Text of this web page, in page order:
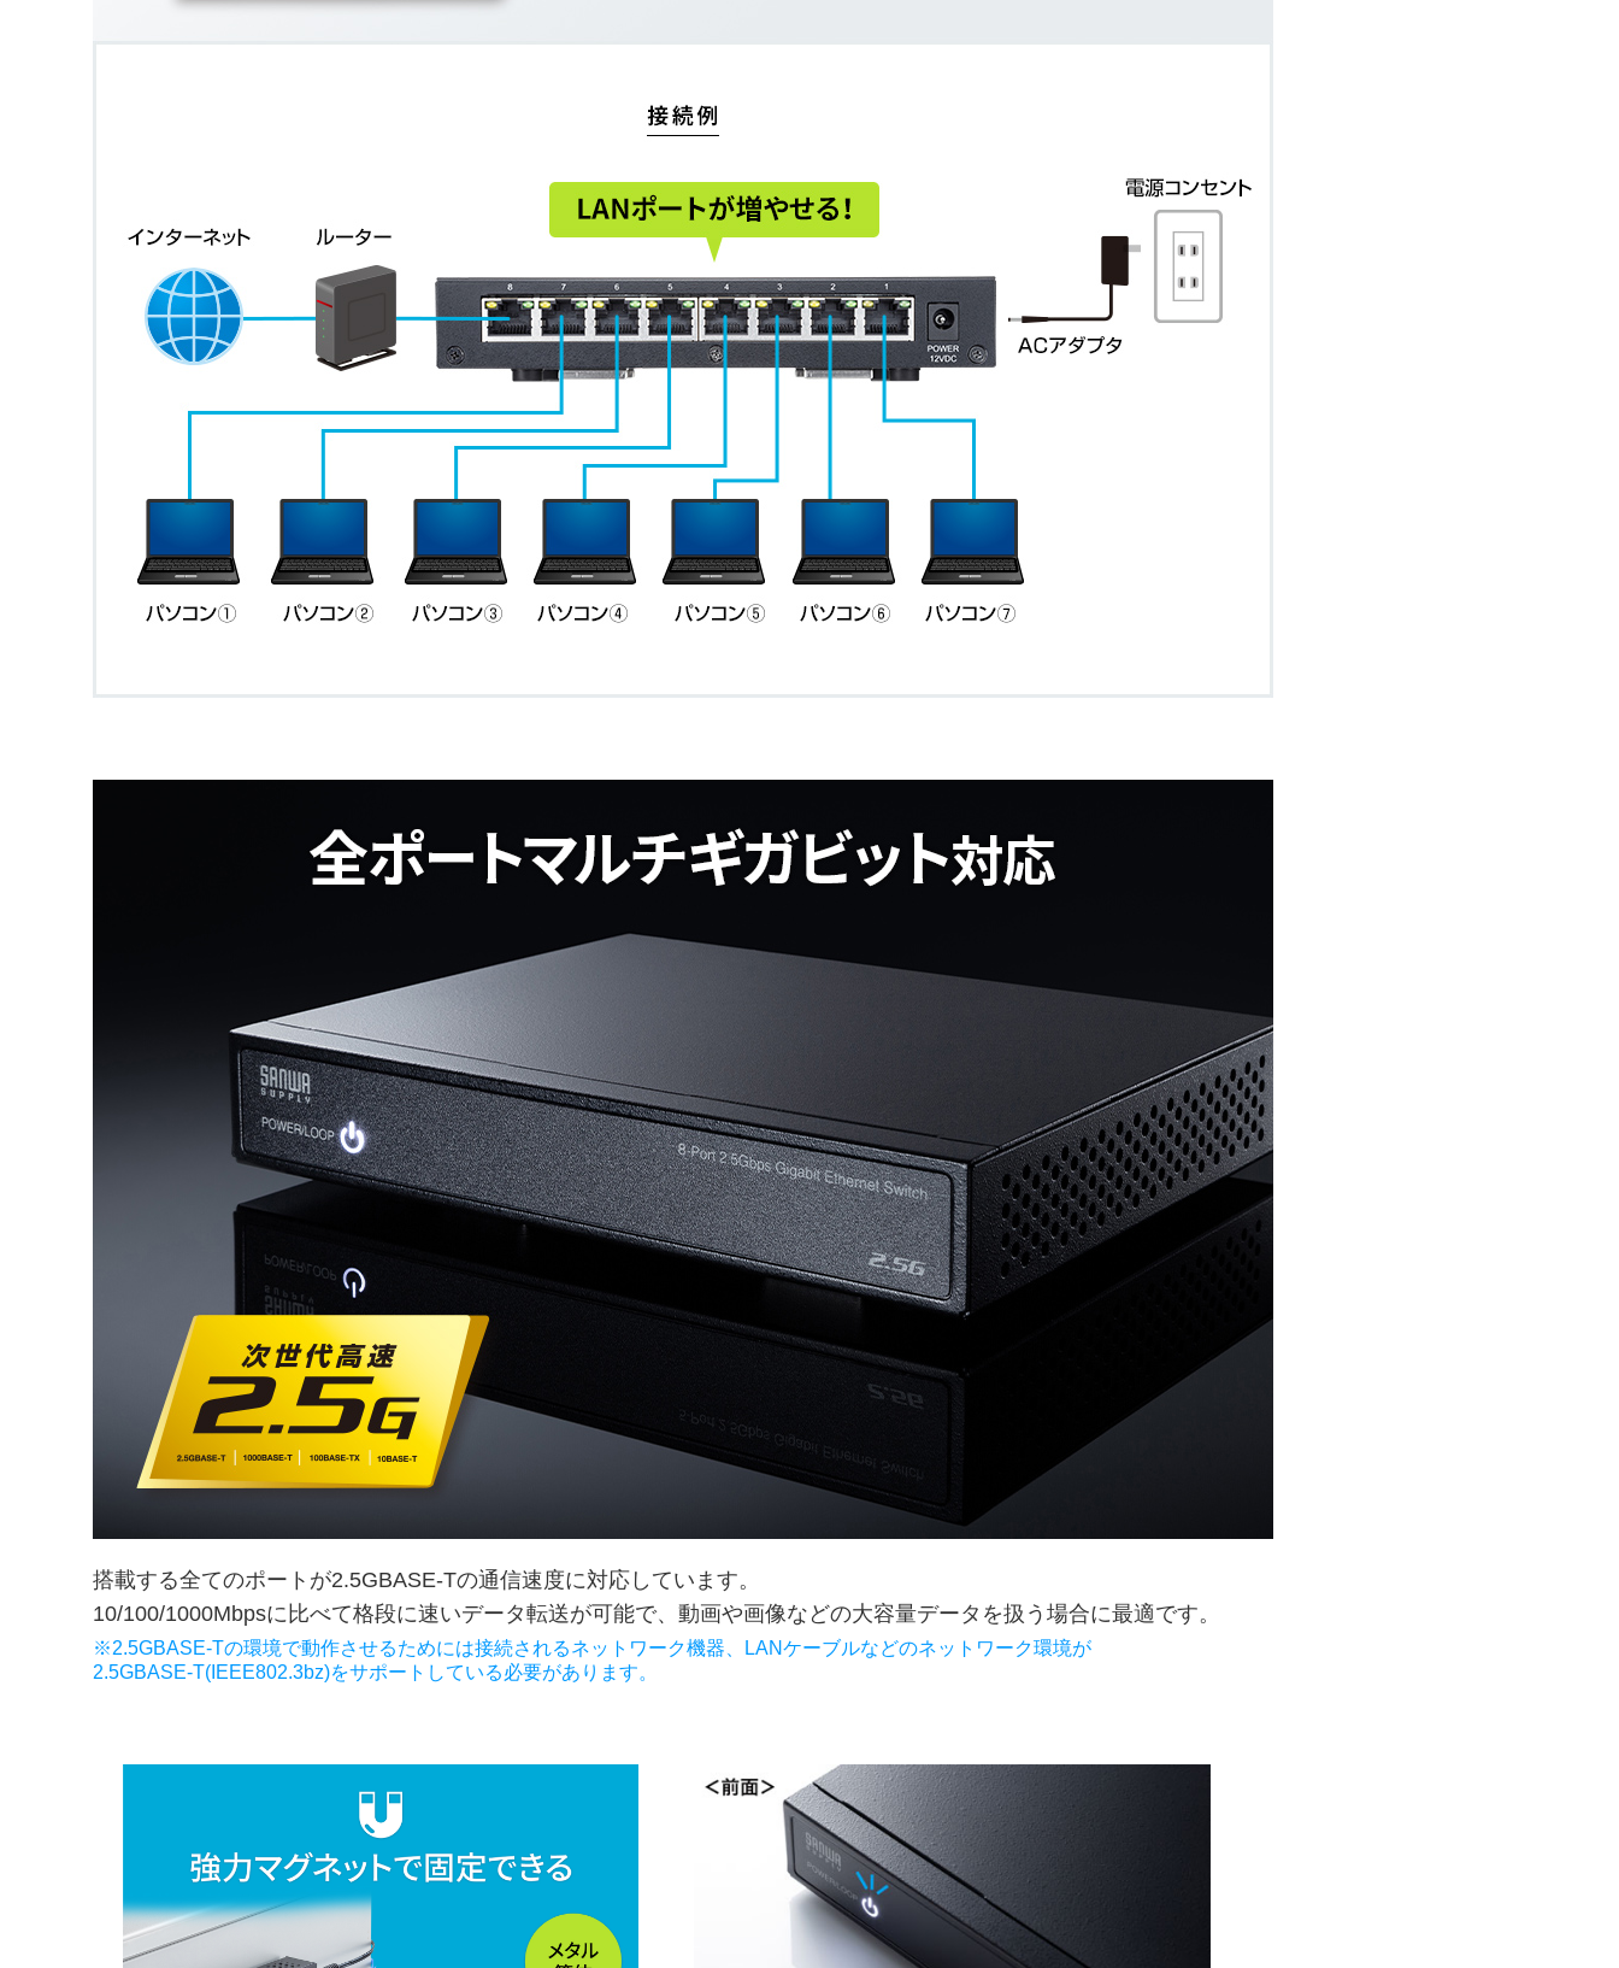
搭載する全てのポートが2.5GBASE-Tの通信速度に対応しています。
10/100/1000Mbpsに比べて格段に速いデータ転送が可能で、動画や画像などの大容量データを扱う場合に最適です。
※2.5GBASE-Tの環境で動作させるためには接続されるネットワーク機器、LANケーブルなどのネットワーク環境が
2.5GBASE-T(IEEE802.3bz)をサポートしている必要があります。